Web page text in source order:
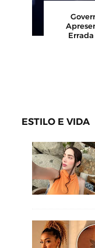
ESTILO E VIDA